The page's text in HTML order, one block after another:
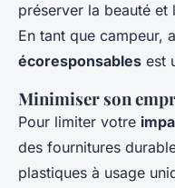
préserver la beauté
En tant que campeur,
écoresponsables est
Minimiser son
Pour limiter votre
des fournitures
plastiques à usage